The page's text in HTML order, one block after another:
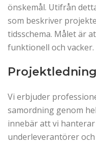
önskemål. Utifrån
som beskriver
tidsschema. Målet är
funktionell och vacker.
Vi erbjuder
samordning genom
innebär att vi
underleverantörer